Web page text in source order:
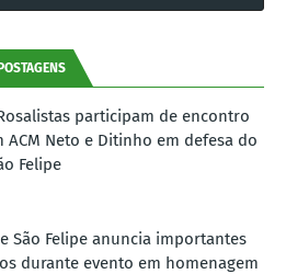
participam de encontro
ACM Neto e Ditinho em defesa do
Felipe
São Felipe anuncia importantes
durante evento em homenagem